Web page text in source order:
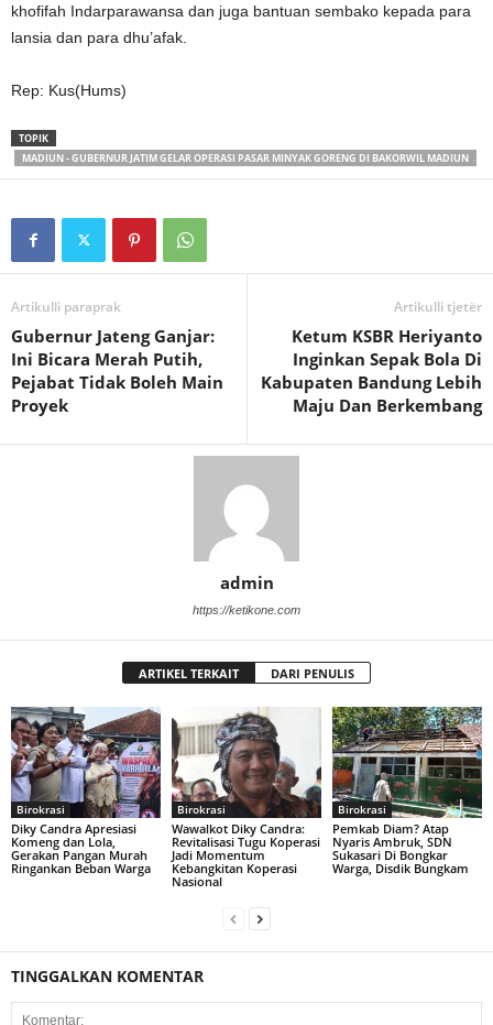
khofifah Indarparawansa dan juga bantuan sembako kepada para
lansia dan para dhu’afak.
Rep: Kus(Hums)
TOPIK
MADIUN - GUBERNUR JATIM GELAR OPERASI PASAR MINYAK GORENG DI BAKORWIL MADIUN
Artikulli paraprak
Gubernur Jateng Ganjar:
Ini Bicara Merah Putih,
Pejabat Tidak Boleh Main
Proyek
Artikulli tjetër
Ketum KSBR Heriyanto
Inginkan Sepak Bola Di
Kabupaten Bandung Lebih
Maju Dan Berkembang
admin
https://ketikone.com
ARTIKEL TERKAIT DARI PENULIS
Birokrasi
Diky Candra Apresiasi
Komeng dan Lola,
Gerakan Pangan Murah
Ringankan Beban Warga
Birokrasi
Wawalkot Diky Candra:
Revitalisasi Tugu Koperasi
Jadi Momentum
Kebangkitan Koperasi
Nasional
Birokrasi
Pemkab Diam? Atap
Nyaris Ambruk, SDN
Sukasari Di Bongkar
Warga, Disdik Bungkam
TINGGALKAN KOMENTAR